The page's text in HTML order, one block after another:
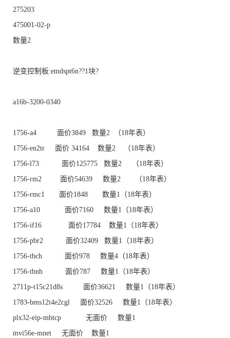
275203
475001-02-p
数量2
逆变控制板:emdspt6n??1块?
a16b-3200-0340
1756-a4 面价3849 数量2 （18年表）
1756-en2tr 面价 34164 数量2 （18年表）
1756-l73 面价125775 数量2 （18年表）
1756-rm2 面价54639 数量2 （18年表）
1756-rmc1 面价1848 数量1（18年表）
1756-a10 面价7160 数量1（18年表）
1756-if16 面价17784 数量1（18年表）
1756-pbr2 面价32409 数量1（18年表）
1756-tbch 面价978 数量4（18年表）
1756-tbnh 面价787 数量1（18年表）
2711p-t15c21d8s 面价36621 数量1（18年表）
1783-bms12t4e2cgl 面价32526 数量1（18年表）
plx32-eip-mbtcp 无面价 数量1
mvi56e-mnet 无面价 数量1